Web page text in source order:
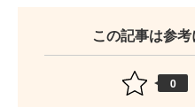
この記事は参
0